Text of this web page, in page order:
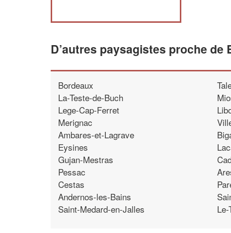
D’autres paysagistes proche de
Bordeaux
La-Teste-de-Buch
Lege-Cap-Ferret
Merignac
Ambares-et-Lagrave
Eysines
Gujan-Mestras
Pessac
Cestas
Andernos-les-Bains
Saint-Medard-en-Jalles